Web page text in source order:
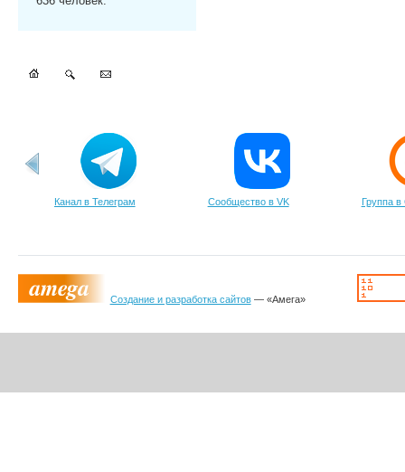
Канал в Телеграм Сообщество в VK Группа в
Создание и разработка сайтов— «Амега»